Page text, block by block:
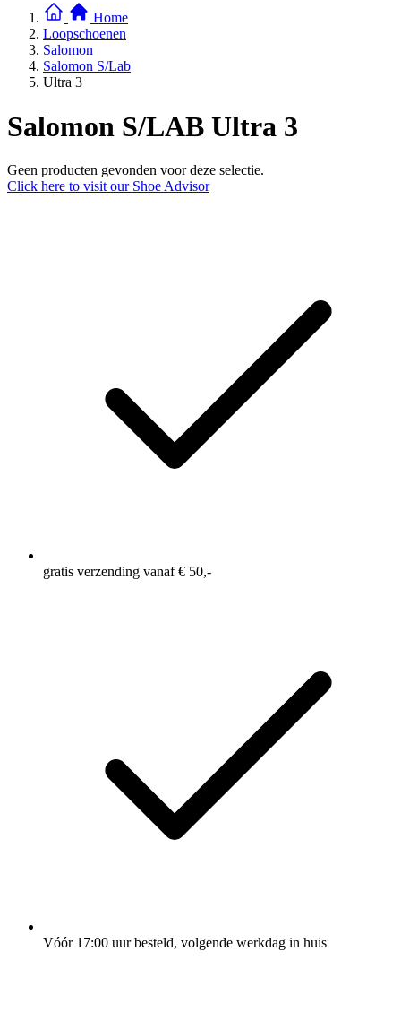
Home
Loopschoenen
Salomon
Salomon S/Lab
Ultra 3
Salomon S/LAB Ultra 3
Geen producten gevonden voor deze selectie.
Click here to visit our Shoe Advisor
gratis verzending vanaf € 50,-
Vóór 17:00 uur besteld, volgende werkdag in huis